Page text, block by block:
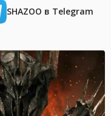
SHAZOO в Telegram